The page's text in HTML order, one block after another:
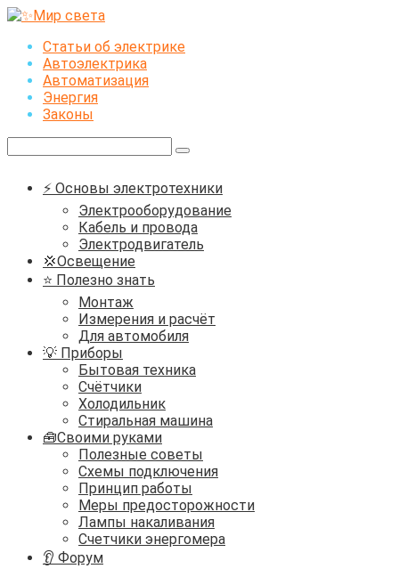
Перейти
контентуСтатьи об электрике
Автоэлектрика
Автоматизация
Энергия
Законы
⚡ Основы электротехники
Электрооборудование
Кабель и провода
Электродвигатель
💢Освещение
⭐ Полезно знать
Монтаж
Измерения и расчёт
Для автомобиля
💡 Приборы
Бытовая техника
Счётчики
Холодильник
Стиральная машина
🧰Своими руками
Полезные советы
Схемы подключения
Принцип работы
Меры предосторожности
Лампы накаливания
Счетчики энергомера
👂 Форум